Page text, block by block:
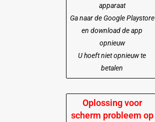
apparaat
Ga naar de Google Playstore
en download de app
opnieuw
U hoeft niet opnieuw te
betalen
Oplossing voor
scherm probleem op